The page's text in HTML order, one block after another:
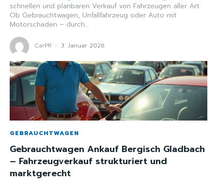
schnellen und planbaren Verkauf von Fahrzeugen aller Art.
Ob Gebrauchtwagen, Unfallfahrzeug oder Auto mit
Motorschaden – durch...
CarPR - 3. Januar 2026
GEBRAUCHTWAGEN
Gebrauchtwagen Ankauf Bergisch Gladbach
– Fahrzeugverkauf strukturiert und
marktgerecht